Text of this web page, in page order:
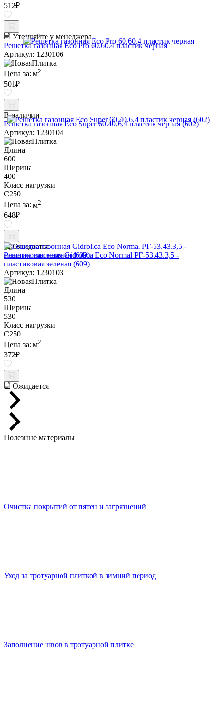
512₽
Уточняйте у менеджера
Решетка газонная Eco Pro 60.60.4 пластик черная
Артикул: 1230106
Цена за: м2
501₽
В наличии
Решетка газонная Eco Super 60.40.6,4 пластик черная (602)
Артикул: 1230104
Длина
600
Ширина
400
Класс нагрузки
C250
Цена за: м2
648₽
Ожидается
Решетка газонная Gidrolica Eco Normal РГ-53.43.3,5 -
пластиковая зеленая (609)
Артикул: 1230103
Длина
530
Ширина
530
Класс нагрузки
C250
Цена за: м2
372₽
Ожидается
Полезные материалы
Очистка покрытий от пятен и загрязнений
Уход за тротуарной плиткой в зимний период
Заполнение швов в тротуарной плитке